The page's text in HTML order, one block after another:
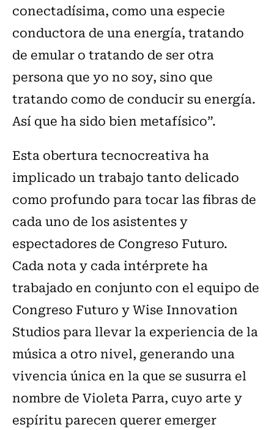
conectadísima, como una especie
conductora de una energía, tratando
de emular o tratando de ser otra
persona que yo no soy, sino que
tratando como de conducir su energía.
Así que ha sido bien metafísico”.
Esta obertura tecnocreativa ha
implicado un trabajo tanto delicado
como profundo para tocar las fibras de
cada uno de los asistentes y
espectadores de Congreso Futuro.
Cada nota y cada intérprete ha
trabajado en conjunto con el equipo de
Congreso Futuro y Wise Innovation
Studios para llevar la experiencia de la
música a otro nivel, generando una
vivencia única en la que se susurra el
nombre de Violeta Parra, cuyo arte y
espíritu parecen querer emerger